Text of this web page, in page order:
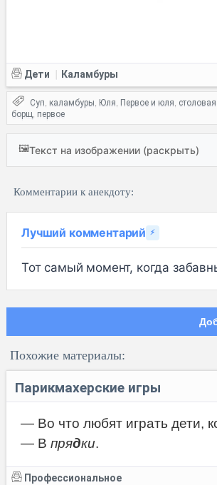
Дети Каламбуры
Суп, каламбуры, Юля, Первое и юля, столовая
борщ, первое
🖼️Текст на изображении (раскрыть)
Комментарии к анекдоту:
Лучший комментарий ⚡
Тот самый момент, когда
Похожие материалы:
Парикмахерские игры
— Во что любят играть дети,
— В прядки.
Профессиональное